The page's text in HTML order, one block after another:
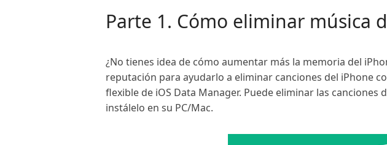
Parte 1. Cómo eliminar música
¿No tienes idea de cómo aumentar más la memoria del
reputación para ayudarlo a eliminar canciones del iPhone
flexible de iOS Data Manager. Puede eliminar las
instálelo en su PC/Mac.